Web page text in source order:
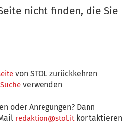
nicht finden, die Sie
von STOL zurückkehren
Suche verwenden
oder Anregungen? Dann
redaktion@stol.itkontaktieren